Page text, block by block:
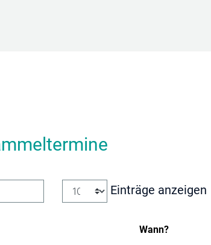
Einträge anzeigen
Wann?